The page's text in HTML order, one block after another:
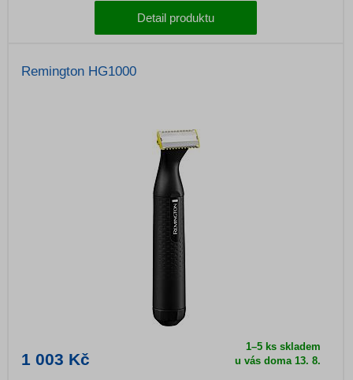
Detail produktu
Remington HG1000
1 003 Kč
1–5 ks skladem
u vás doma 13. 8.